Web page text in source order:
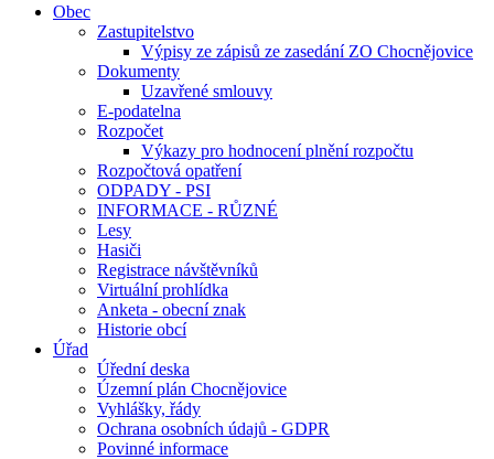
Obec
Zastupitelstvo
Výpisy ze zápisů ze zasedání ZO Chocnějovice
Dokumenty
Uzavřené smlouvy
E-podatelna
Rozpočet
Výkazy pro hodnocení plnění rozpočtu
Rozpočtová opatření
ODPADY - PSI
INFORMACE - RŮZNÉ
Lesy
Hasiči
Registrace návštěvníků
Virtuální prohlídka
Anketa - obecní znak
Historie obcí
Úřad
Úřední deska
Územní plán Chocnějovice
Vyhlášky, řády
Ochrana osobních údajů - GDPR
Povinné informace